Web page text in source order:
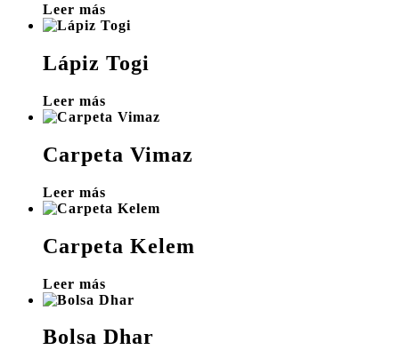
Leer más
Lápiz Togi
Leer más
Carpeta Vimaz
Leer más
Carpeta Kelem
Leer más
Bolsa Dhar